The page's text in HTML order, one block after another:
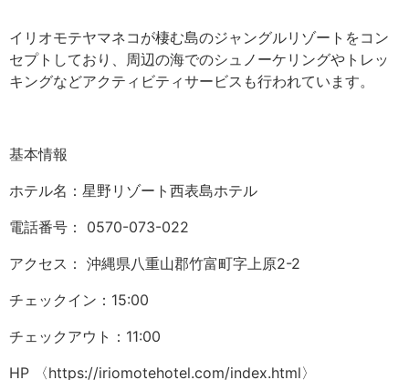
イリオモテヤマネコが棲む島のジャングルリゾートをコン
セプトしており、周辺の海でのシュノーケリングやトレッ
キングなどアクティビティサービスも行われています。
基本情報
ホテル名：星野リゾート西表島ホテル
電話番号： 0570-073-022
アクセス： 沖縄県八重山郡竹富町字上原2-2
チェックイン：15:00
チェックアウト：11:00
HP
〈https://iriomotehotel.com/index.html〉